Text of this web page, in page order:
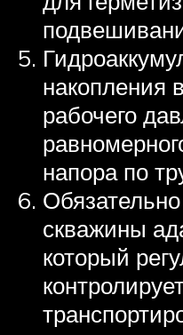
накопления
рабочего
напора по
скважины
который